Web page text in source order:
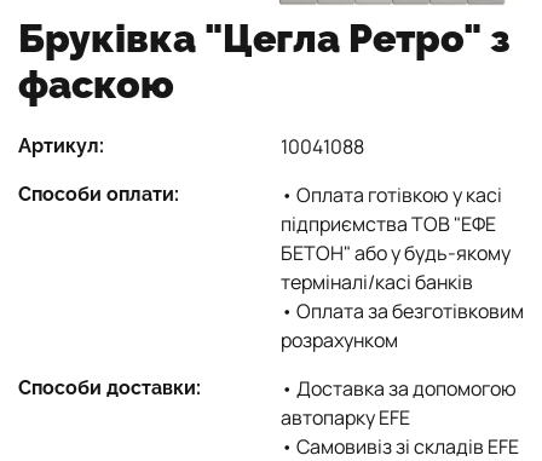
Бруківка "Цегла Ретро" з
фаскою
Артикул: 10041088
Способи оплати:
• Оплата готівкою у касі
підприємства ТОВ "ЕФЕ
БЕТОН" або у будь-якому
терміналі/касі банків
• Оплата за безготівковим
розрахунком
Способи доставки:
• Доставка за допомогою
автопарку EFE
• Самовивіз зі складів EFE